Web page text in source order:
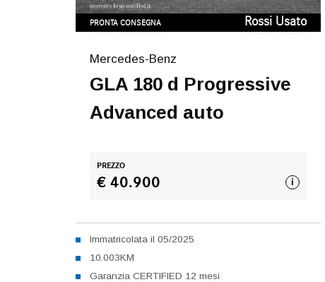
Mercedes-Benz
GLA 180 d Progressive
Advanced auto
PRONTA CONSEGNA Rossi Usato
PREZZO
€ 40.900 i
Immatricolata il 05/2025
10.003KM
Garanzia CERTIFIED 12 mesi